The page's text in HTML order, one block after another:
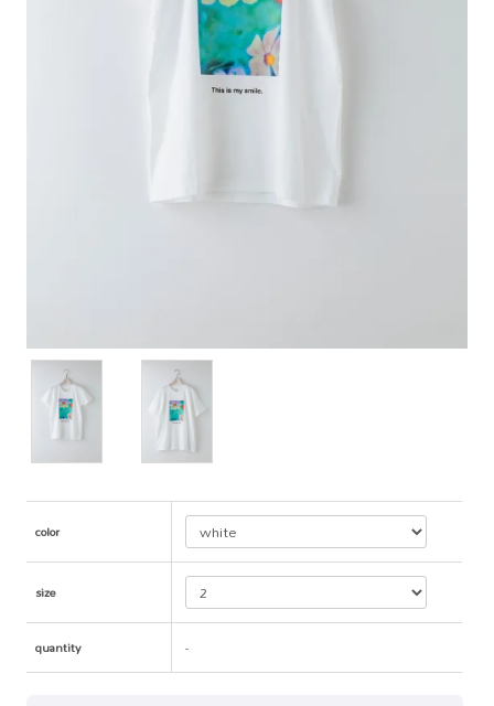
color
size
quantity -